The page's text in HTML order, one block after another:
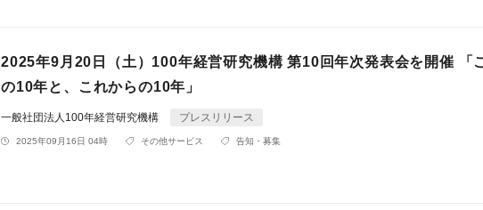
2025年9月20日（土）100年経営研究機構 第10回年次発表会を開催 「
の10年と、これからの10年」
一般社団法人100年経営研究機構 プレスリリース
2025年09月16日 04時 その他サービス 告知・募集